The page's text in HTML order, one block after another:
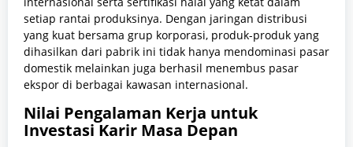
setiap rantai produksinya. Dengan jaringan distribusi
yang kuat bersama grup korporasi, produk-produk yang
dihasilkan dari pabrik ini tidak hanya mendominasi pasar
domestik melainkan juga berhasil menembus pasar
ekspor di berbagai kawasan internasional.
Nilai Pengalaman Kerja untuk
Investasi Karir Masa Depan